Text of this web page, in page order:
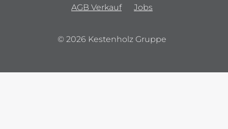
AGB Verkauf
Jobs
© 2026 Kestenholz Gruppe